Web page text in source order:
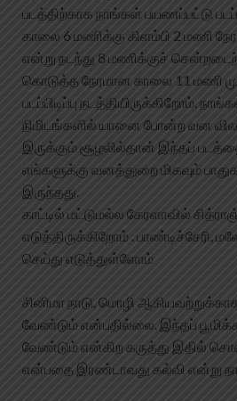
படத்திற்காக நாங்கள் பயணப்பட்டு
காலை 6 மணிக்கு கிளம்பி 2 மணி
என்று நடந்து 8 மணிக்குச்
கொடுத்த நேரமான காலை 11 மணி
படப்பிடிப்பு நடத்தியிருக்கிறோம்.
நிமிடங்களில் யானை போன்ற வன
இருக்கும் சூழலில்தான் இந்தப்
எங்களுக்கு வனத்துறை மிகவும்
இருந்தது.
காட்டில் மட்டுமல்ல கேரளாவில்
எடுத்திருக்கிறோம் . பாண்டிச்சேரி,
செய்து எடுத்துள்ளோம்
சினிமா நாடு, மொழி
வேண்டும் என்பதில்லை. இந்தப்
வேண்டும் என்கிற கருத்து இதில்
என்பதை இரண்டாவது கல்வி என்று